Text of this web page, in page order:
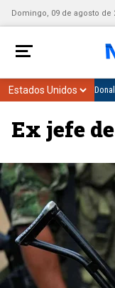
Domingo, 09 de agosto de
Ex jefe